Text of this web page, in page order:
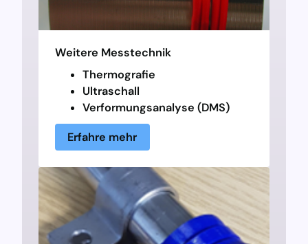
Weitere Messtechnik
Thermografie
Ultraschall
Verformungsanalyse (DMS)
Erfahre mehr